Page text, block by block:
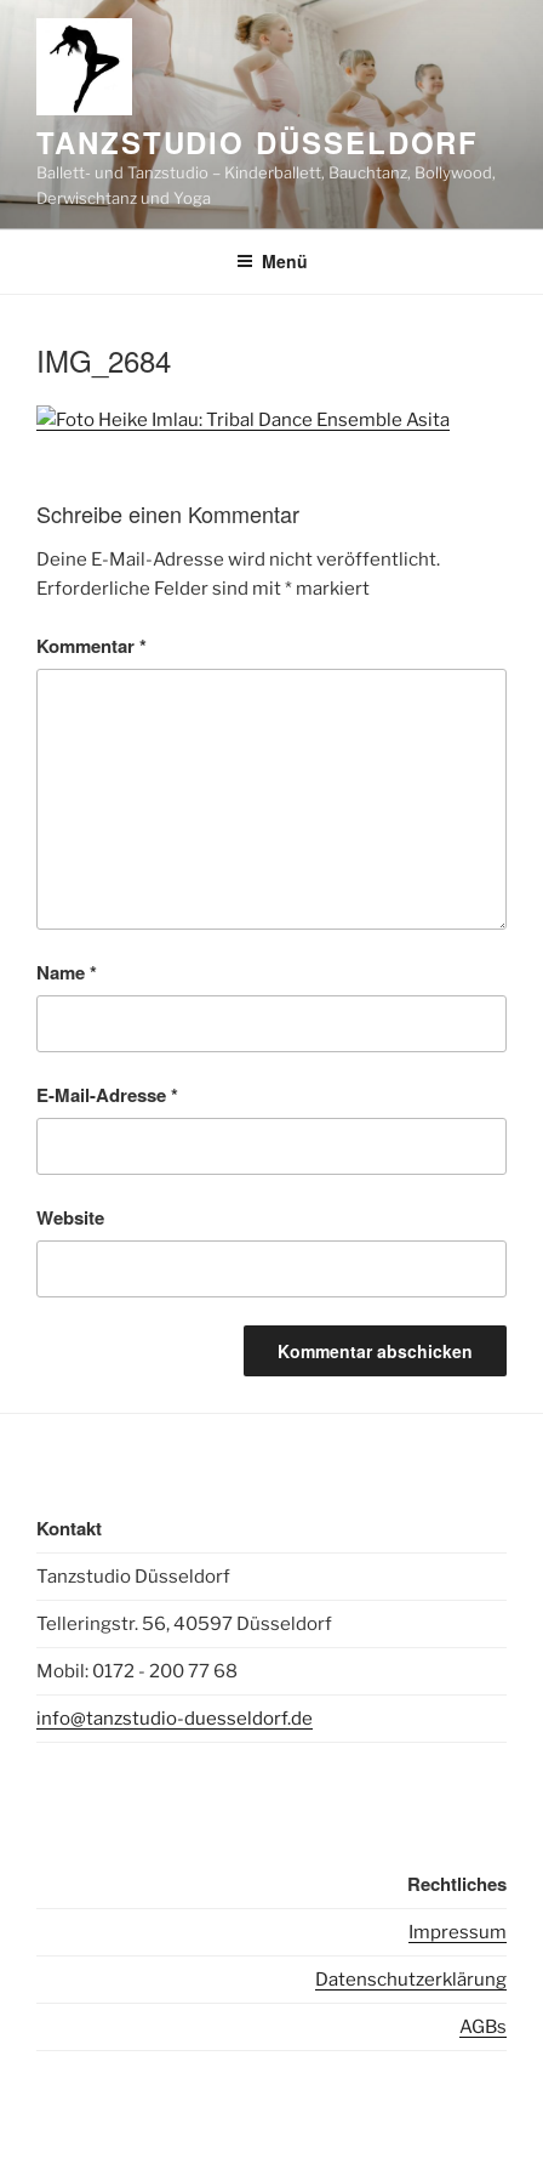
Zum
TANZSTUDIO DÜSSELDORF
Ballett- und Tanzstudio – Kinderballett, Bauchtanz, Bollywood,
Derwischtanz und Yoga
Menü
IMG_2684
Schreibe einen Kommentar
Deine E-Mail-Adresse wird nicht veröffentlicht.
Erforderliche Felder sind mit* markiert
Kommentar*
Name*
E-Mail-Adresse*
Website
Kontakt
Tanzstudio Düsseldorf
Telleringstr. 56, 40597 Düsseldorf
Mobil: 0172 - 200 77 68
info@tanzstudio-duesseldorf.de
Rechtliches
mpressum
Datenschutzerklärung
AGBs